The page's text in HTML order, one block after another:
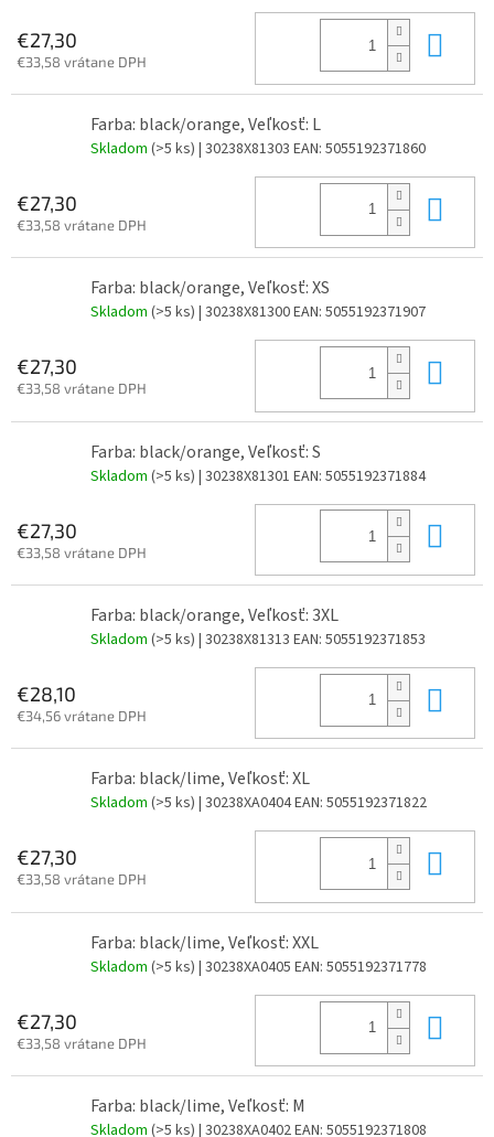
€27,30
€33,58 vrátane DPH
Farba: black/orange, Veľkosť: L
Skladom (>5 ks) | 30238X81303 EAN: 5055192371860
€27,30
€33,58 vrátane DPH
Farba: black/orange, Veľkosť: XS
Skladom (>5 ks) | 30238X81300EAN: 5055192371907
€27,30
€33,58 vrátane DPH
Farba: black/orange, Veľkosť: S
Skladom (>5 ks) | 30238X81301 EAN: 5055192371884
€27,30
€33,58 vrátane DPH
Farba: black/orange, Veľkosť: 3XL
Skladom (>5 ks) | 30238X81313 EAN: 5055192371853
€28,10
€34,56 vrátane DPH
Farba: black/lime, Veľkosť: XL
Skladom (>5 ks) | 30238XA0404EAN: 5055192371822
€27,30
€33,58 vrátane DPH
Farba: black/lime, Veľkosť: XXL
Skladom (>5 ks) | 30238XA0405 EAN: 5055192371778
€27,30
€33,58 vrátane DPH
Farba: black/lime, Veľkosť: M
Skladom (>5 ks) | 30238XA0402EAN: 5055192371808